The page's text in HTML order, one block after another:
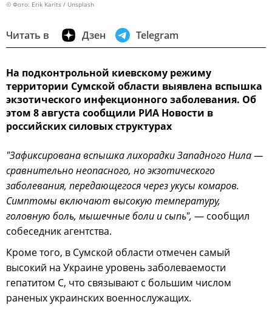
© Фото: Erik Karits / Unsplash
Читать в Дзен Telegram
На подконтрольной киевскому режиму
территории Сумской области выявлена вспышка
экзотического инфекционного заболевания. Об
этом 8 августа сообщили РИА Новости в
российских силовых структурах
"Зафиксирована вспышка лихорадки Западного Нила —
сравнительно неопасного, но экзотического
заболевания, передающегося через укусы комаров.
Симптомы включают высокую температуру,
головную боль, мышечные боли и сыпь", — сообщил
собеседник агентства.
Кроме того, в Сумской области отмечен самый
высокий на Украине уровень заболеваемости
гепатитом С, что связывают с большим числом
раненых украинских военнослужащих.